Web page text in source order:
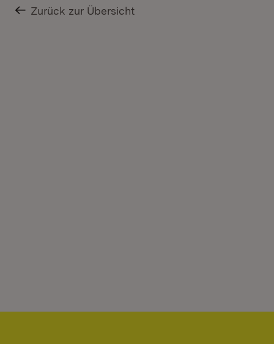
Zurück zur Übersicht